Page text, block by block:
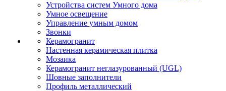
Устройства систем Умного дома
Умное освещение
Управление умным домом
Звонки
Керамогранит
Настенная керамическая плитка
Мозаика
Керамогранит неглазурованный (UGL)
Шовные заполнители
Профиль металлический